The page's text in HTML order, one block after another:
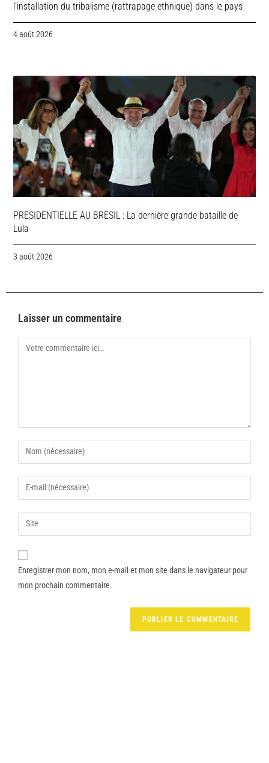
l’installation du tribalisme (rattrapage ethnique) dans le pays
4 août 2026
PRESIDENTIELLE AU BRESIL : La dernière grande bataille de
Lula
3 août 2026
Laisser un commentaire
Enregistrer mon nom, mon e-mail et mon site dans le navigateur pour
mon prochain commentaire.